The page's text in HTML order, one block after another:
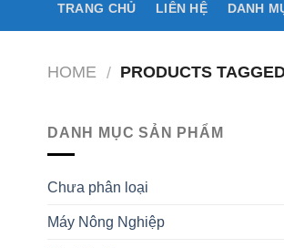
TRANG CHỦ LIÊN HỆ DANH
HOME / PRODUCTS
DANH MỤC SẢN PHẨM
Chưa phân loại
Máy Nông Nghiệp